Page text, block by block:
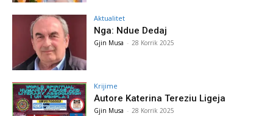
Aktualitet
Nga: Ndue Dedaj
Gjin Musa - 28 Korrik 2025
Krijime
Autore Katerina Tereziu Ligeja
Gjin Musa - 28 Korrik 2025